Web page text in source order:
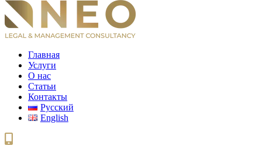
Главная
Услуги
О нас
Статьи
Контакты
Русский
English